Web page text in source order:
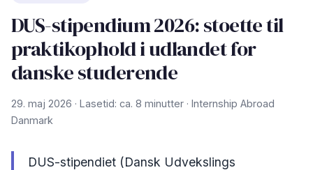
DUS-stipendium 2026: stoette til
praktikophold i udlandet for
danske studerende
29. maj 2026 · Lasetid: ca. 8 minutter · Internship Abroad
Danmark
DUS-stipendiet (Dansk Udvekslings